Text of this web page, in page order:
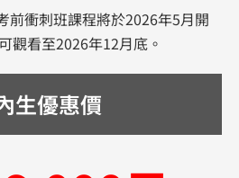
前衝刺班課程將於2026年5月開
觀看至2026年12月底。
生優惠價